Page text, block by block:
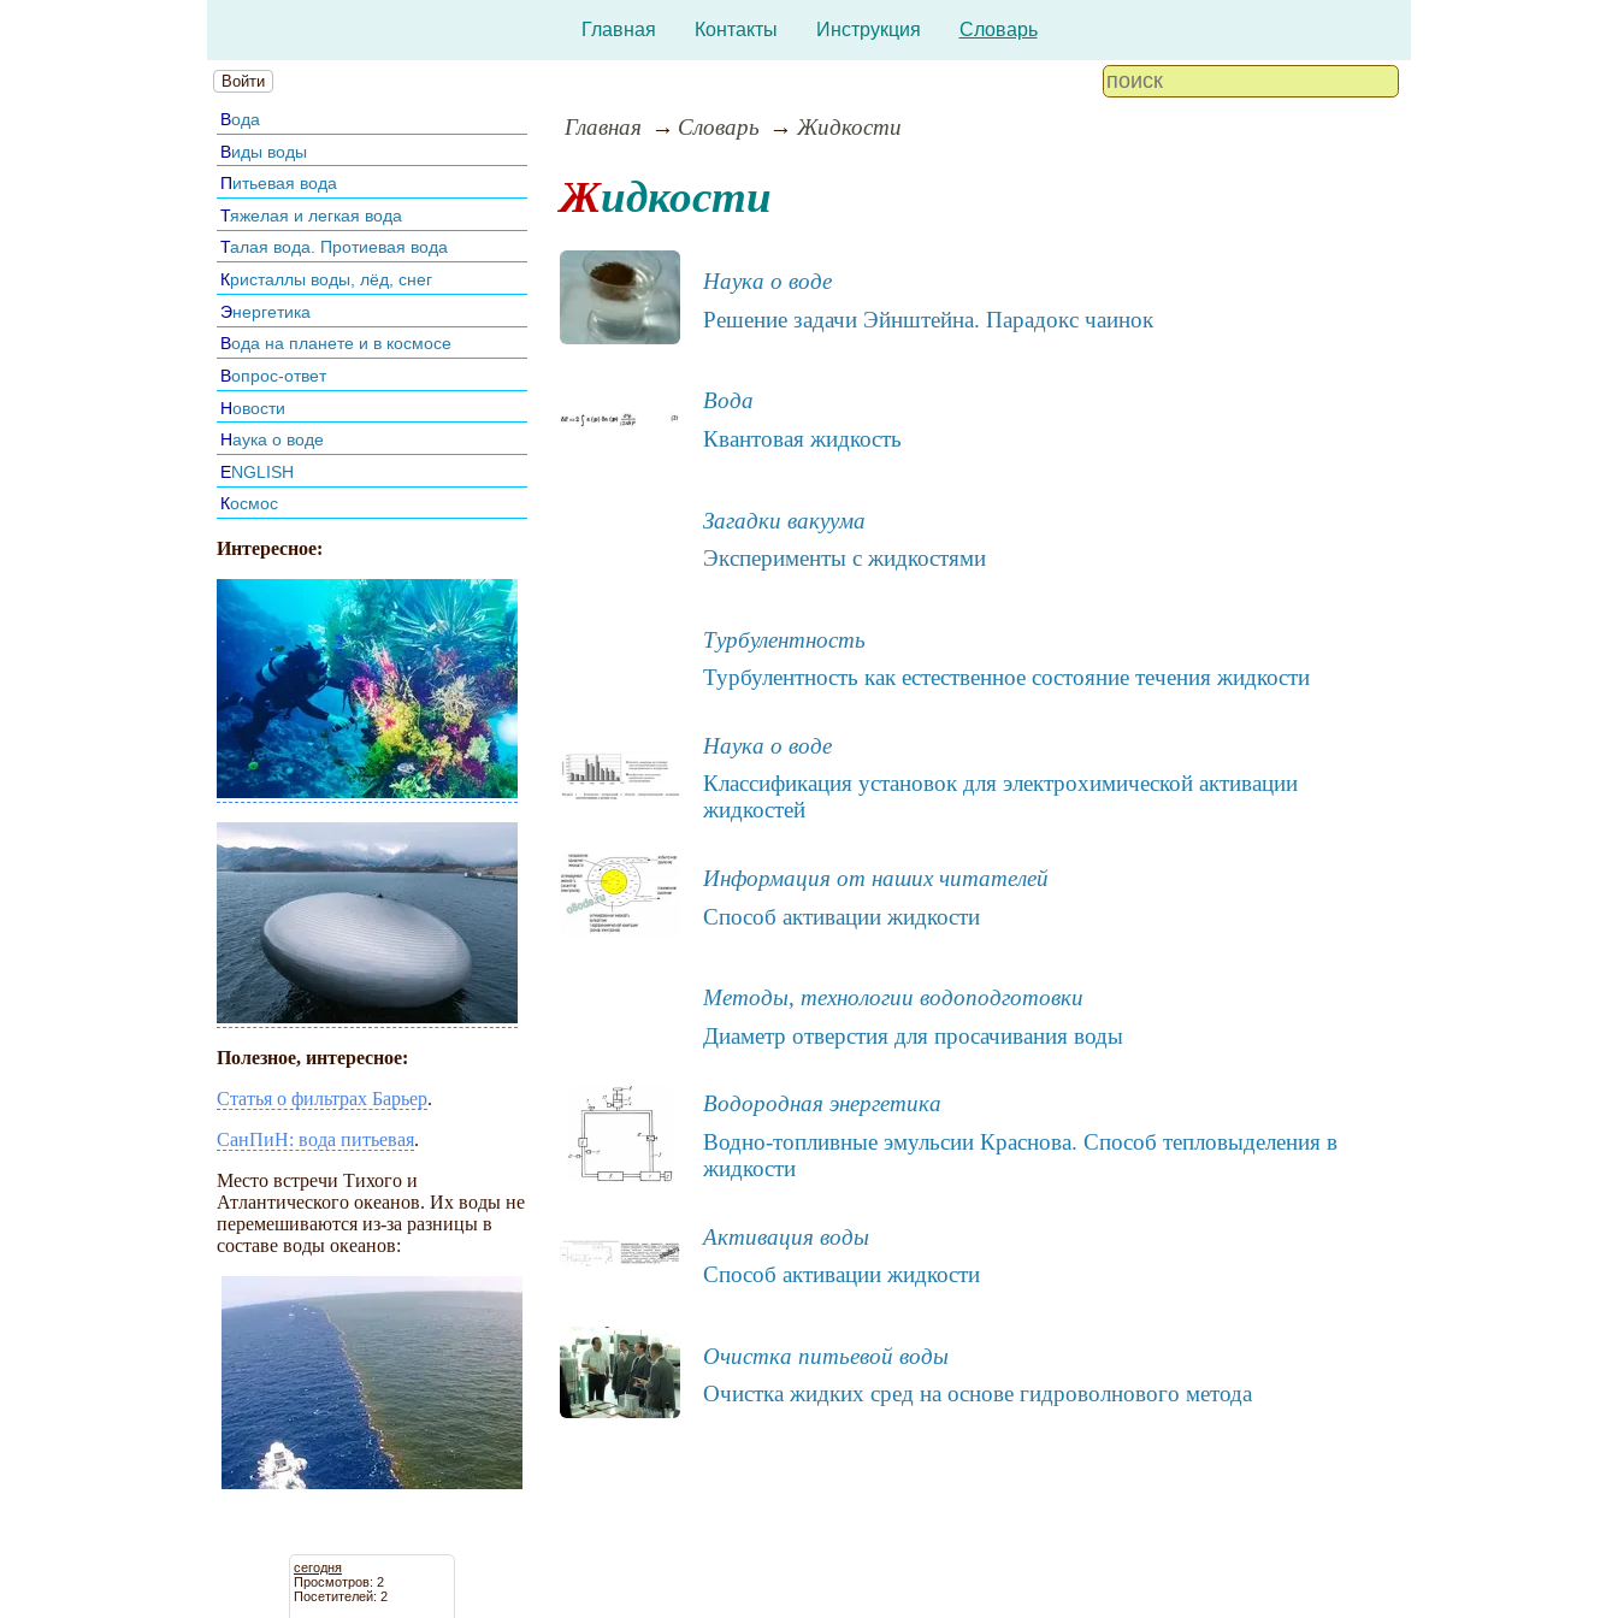
Главная Контакты Инструкция Словарь
Войти
Вода
Виды воды
Питьевая вода
Тяжелая и легкая вода
Талая вода. Протиевая вода
Кристаллы воды, лёд, снег
Энергетика
Вода на планете и в космосе
Вопрос-ответ
Новости
Наука о воде
ENGLISH
Космос
Интересное:
Полезное, интересное:
Статья о фильтрах Барьер.
СанПиН: вода питьевая.
Место встречи Тихого и
Атлантического океанов. Их воды не
перемешиваются из-за разницы в
составе воды океанов:
сегодня
Просмотров: 2
Посетителей: 2
Главная Словарь Жидкости
Жидкости
Наука о воде
Решение задачи Эйнштейна. Парадокс чаинок
Вода
Квантовая жидкость
Загадки вакуума
Эксперименты с жидкостями
Турбулентность
Турбулентность как естественное состояние течения жидкости
Наука о воде
Классификация установок для электрохимической активации
жидкостей
Информация от наших читателей
Способ активации жидкости
Методы, технологии водоподготовки
Диаметр отверстия для просачивания воды
Водородная энергетика
Водно-топливные эмульсии Краснова. Способ тепловыделения в
жидкости
Активация воды
Способ активации жидкости
Очистка питьевой воды
Очистка жидких сред на основе гидроволнового метода